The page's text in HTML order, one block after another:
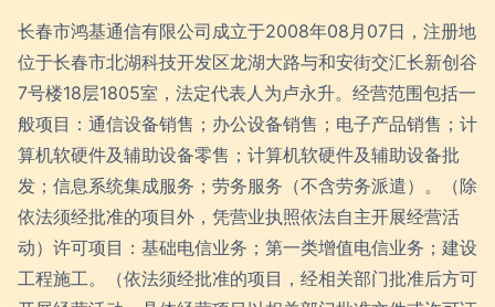
长春市鸿基通信有限公司成立于2008年08月07日，注册地
位于长春市北湖科技开发区龙湖大路与和安街交汇长新创谷
7号楼18层1805室，法定代表人为卢永升。经营范围包括一
般项目：通信设备销售；办公设备销售；电子产品销售；计
算机软硬件及辅助设备零售；计算机软硬件及辅助设备批
发；信息系统集成服务；劳务服务（不含劳务派遣）。（除
依法须经批准的项目外，凭营业执照依法自主开展经营活
动）许可项目：基础电信业务；第一类增值电信业务；建设
工程施工。（依法须经批准的项目，经相关部门批准后方可